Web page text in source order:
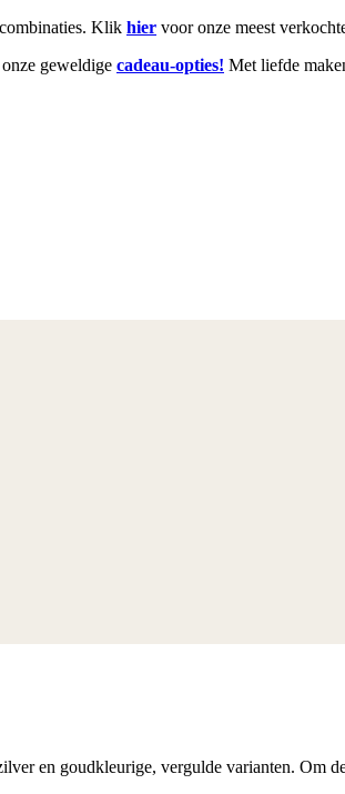
Klik hier voor onze meest
geweldige cadeau-opties! Met liefde
en goudkleurige, vergulde varianten.